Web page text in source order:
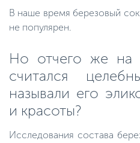
В наше время березовый
не популярен.
Но отчего же на
считался
называли его
и красоты?
Исследования состава